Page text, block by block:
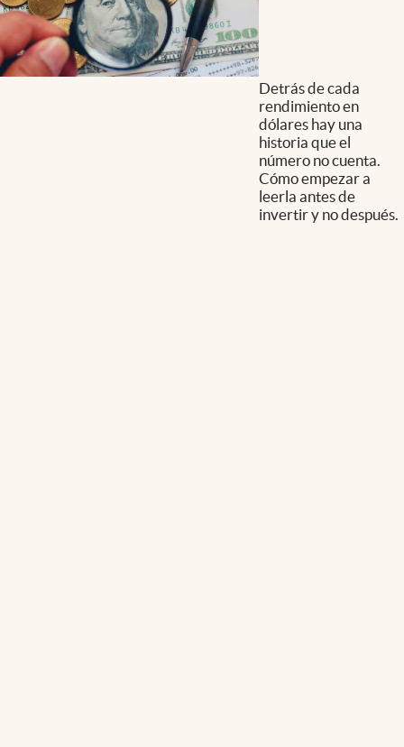
Detrás de cada
rendimiento en
dólares hay una
historia que el
número no cuenta.
Cómo empezar a
leerla antes de
invertir y no después.